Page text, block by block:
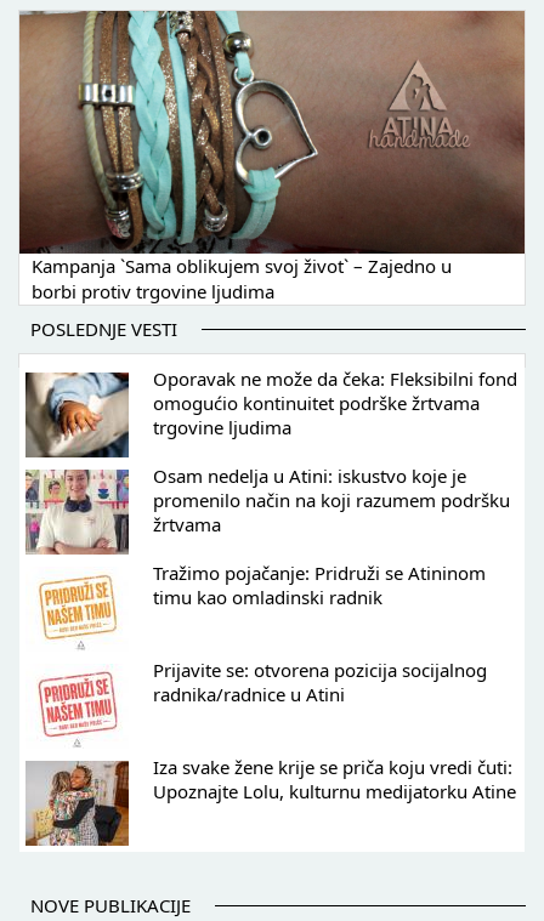
Kampanja `Sama oblikujem svoj život` – Zajedno u
borbi protiv trgovine ljudima
POSLEDNJE VESTI
Oporavak ne može da čeka: Fleksibilni fond
omogućio kontinuitet podrške žrtvama
trgovine ljudima
Osam nedelja u Atini: iskustvo koje je
promenilo način na koji razumem podršku
žrtvama
Tražimo pojačanje: Pridruži se Atininom
timu kao omladinski radnik
Prijavite se: otvorena pozicija socijalnog
radnika/radnice u Atini
Iza svake žene krije se priča koju vredi čuti:
Upoznajte Lolu, kulturnu medijatorku Atine
NOVE PUBLIKACIJE